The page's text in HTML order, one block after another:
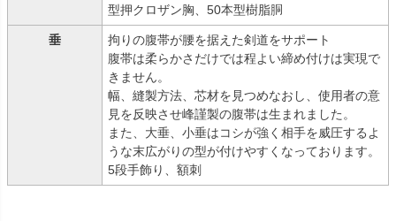
型押クロザン胸、50本型樹脂胴
垂
拘りの腹帯が腰を据えた剣道をサポート
腹帯は柔らかさだけでは程よい締め付けは実現で
きません。
幅、縫製方法、芯材を見つめなおし、使用者の意
見を反映させ峰謹製の腹帯は生まれました。
また、大垂、小垂はコシが強く相手を威圧するよ
うな末広がりの型が付けやすくなっております。
5段手飾り、額刺